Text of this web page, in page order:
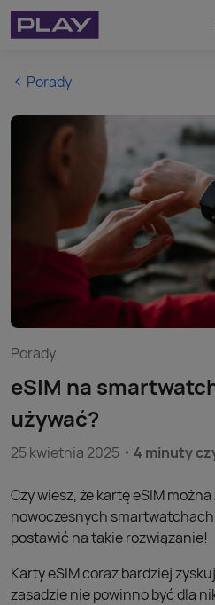
Porady
Porady
eSIM na
używać?
25 kwietnia 2025 4 minuty
Czy wiesz, że kartę eSIM
nowoczesnych
postawić na takie rozwiązanie!
Karty eSIM coraz bardziej
zasadzie nie powinno być dla